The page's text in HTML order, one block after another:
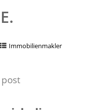
Immobilienmakler